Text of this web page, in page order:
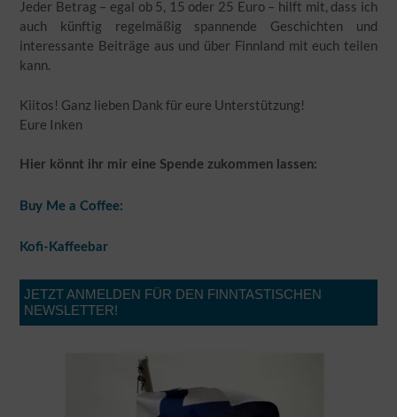
Jeder Betrag – egal ob 5, 15 oder 25 Euro – hilft mit, dass ich
auch künftig regelmäßig spannende Geschichten und
interessante Beiträge aus und über Finnland mit euch teilen
kann.
Kiitos! Ganz lieben Dank für eure Unterstützung!
Eure Inken
Hier könnt ihr mir eine Spende zukommen lassen:
Buy Me a Coffee:
Kofi-Kaffeebar
JETZT ANMELDEN FÜR DEN FINNTASTISCHEN
NEWSLETTER!